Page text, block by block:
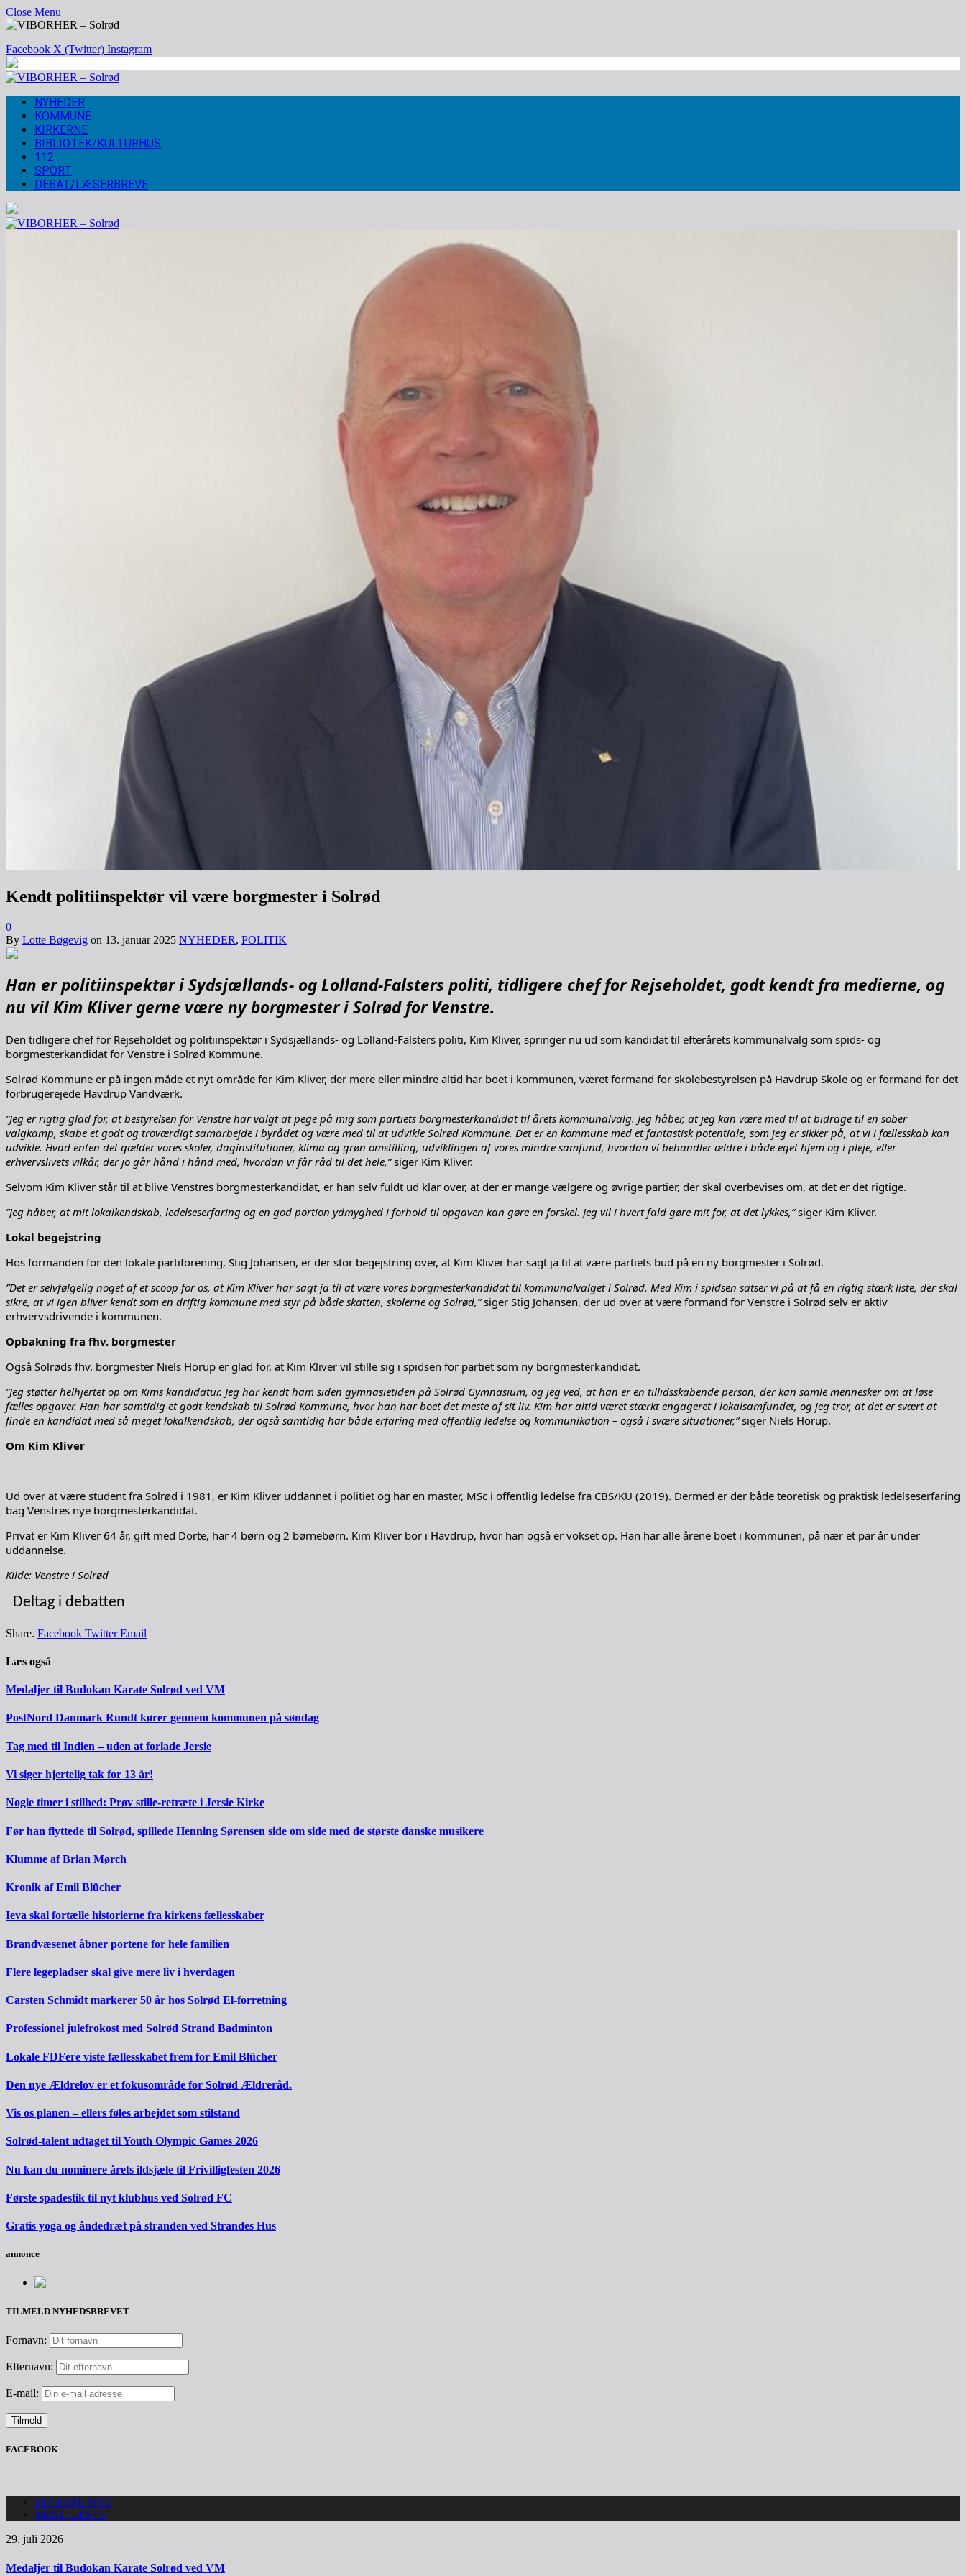
Close Menu
Facebook X (Twitter) Instagram
NYHEDER
KOMMUNE
KIRKERNE
BIBLIOTEK/KULTURHUS
112
SPORT
DEBAT/LÆSERBREVE
Kendt politiinspektør vil være borgmester i Solrød
0
By Lotte Bøgevig on 13. januar 2025 NYHEDER, POLITIK
Han er politiinspektør i Sydsjællands- og Lolland-Falsters politi, tidligere chef for Rejseholdet, godt kendt fra medierne, og
nu vil Kim Kliver gerne være ny borgmester i Solrød for Venstre.
Den tidligere chef for Rejseholdet og politiinspektør i Sydsjællands- og Lolland-Falsters politi, Kim Kliver, springer nu ud som kandidat til efterårets kommunalvalg som spids- og
borgmesterkandidat for Venstre i Solrød Kommune.
Solrød Kommune er på ingen måde et nyt område for Kim Kliver, der mere eller mindre altid har boet i kommunen, været formand for skolebestyrelsen på Havdrup Skole og er formand for det
forbrugerejede Havdrup Vandværk.
”Jeg er rigtig glad for, at bestyrelsen for Venstre har valgt at pege på mig som partiets borgmesterkandidat til årets kommunalvalg. Jeg håber, at jeg kan være med til at bidrage til en sober
valgkamp, skabe et godt og troværdigt samarbejde i byrådet og være med til at udvikle Solrød Kommune. Det er en kommune med et fantastisk potentiale, som jeg er sikker på, at vi i fællesskab kan
udvikle. Hvad enten det gælder vores skoler, daginstitutioner, klima og grøn omstilling, udviklingen af vores mindre samfund, hvordan vi behandler ældre i både eget hjem og i pleje, eller
erhvervslivets vilkår, der jo går hånd i hånd med, hvordan vi får råd til det hele,”siger Kim Kliver.
Selvom Kim Kliver står til at blive Venstres borgmesterkandidat, er han selv fuldt ud klar over, at der er mange vælgere og øvrige partier, der skal overbevises om, at det er det rigtige.
”Jeg håber, at mit lokalkendskab, ledelseserfaring og en god portion ydmyghed i forhold til opgaven kan gøre en forskel. Jeg vil i hvert fald gøre mit for, at det lykkes,”siger Kim Kliver.
Lokal begejstring
Hos formanden for den lokale partiforening, Stig Johansen, er der stor begejstring over, at Kim Kliver har sagt ja til at være partiets bud på en ny borgmester i Solrød.
”Det er selvfølgelig noget af et scoop for os, at Kim Kliver har sagt ja til at være vores borgmesterkandidat til kommunalvalget i Solrød. Med Kim i spidsen satser vi på at få en rigtig stærk liste, der skal
sikre, at vi igen bliver kendt som en driftig kommune med styr på både skatten, skolerne og Solrød,”siger Stig Johansen, der ud over at være formand for Venstre i Solrød selv er aktiv
erhvervsdrivende i kommunen.
Opbakning fra fhv. borgmester
Også Solrøds fhv. borgmester Niels Hörup er glad for, at Kim Kliver vil stille sig i spidsen for partiet som ny borgmesterkandidat.
”Jeg støtter helhjertet op om Kims kandidatur. Jeg har kendt ham siden gymnasietiden på Solrød Gymnasium, og jeg ved, at han er en tillidsskabende person, der kan samle mennesker om at løse
fælles opgaver. Han har samtidig et godt kendskab til Solrød Kommune, hvor han har boet det meste af sit liv. Kim har altid været stærkt engageret i lokalsamfundet, og jeg tror, at det er svært at
finde en kandidat med så meget lokalkendskab, der også samtidig har både erfaring med offentlig ledelse og kommunikation – også i svære situationer,”siger Niels Hörup.
Om Kim Kliver
Ud over at være student fra Solrød i 1981, er Kim Kliver uddannet i politiet og har en master, MSc i offentlig ledelse fra CBS/KU (2019). Dermed er der både teoretisk og praktisk ledelseserfaring
bag Venstres nye borgmesterkandidat.
Privat er Kim Kliver 64 år, gift med Dorte, har 4 børn og 2 børnebørn. Kim Kliver bor i Havdrup, hvor han også er vokset op. Han har alle årene boet i kommunen, på nær et par år under
uddannelse.
Kilde: Venstre i Solrød
Deltag i debatten
Share. Facebook Twitter Email
Læs også
Medaljer til Budokan Karate Solrød ved VM
PostNord Danmark Rundt kører gennem kommunen på søndag
Tag med til Indien – uden at forlade Jersie
Vi siger hjertelig tak for 13 år!
Nogle timer i stilhed: Prøv stille-retræte i Jersie Kirke
Før han flyttede til Solrød, spillede Henning Sørensen side om side med de største danske musikere
Klumme af Brian Mørch
Kronik af Emil Blücher
Ieva skal fortælle historierne fra kirkens fællesskaber
Brandvæsenet åbner portene for hele familien
Flere legepladser skal give mere liv i hverdagen
Carsten Schmidt markerer 50 år hos Solrød El-forretning
Professionel julefrokost med Solrød Strand Badminton
Lokale FDFere viste fællesskabet frem for Emil Blücher
Den nye Ældrelov er et fokusområde for Solrød Ældreråd.
Vis os planen – ellers føles arbejdet som stilstand
Solrød-talent udtaget til Youth Olympic Games 2026
Nu kan du nominere årets ildsjæle til Frivilligfesten 2026
Første spadestik til nyt klubhus ved Solrød FC
Gratis yoga og åndedræt på stranden ved Strandes Hus
annonce
TILMELD NYHEDSBREVET
Fornavn:
Efternavn:
E-mail:
FACEBOOK
SENESTE NYT
MEST LÆSTE
29. juli 2026
Medaljer til Budokan Karate Solrød ved VM